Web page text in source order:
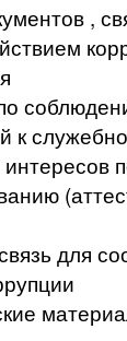
,
к
для